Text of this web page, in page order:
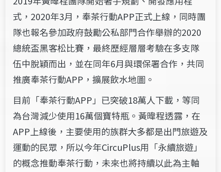
式，2020年3月，奉茶行動APP正式上線，同時團
隊也報名參加政府鼓勵公私部門合作舉辦的2020
總統盃黑客松比賽，最終歷經層層考驗在多支隊
伍中脫穎而出，並在同年6月與環保署合作，共同
推廣奉茶行動APP，擴展飲水地圖。
目前「奉茶行動APP」已突破18萬人下載，等同
為台灣減少使用16萬個寶特瓶。黃暐程透露，在
APP上線後，主要使用的族群大多都是出門旅遊及
運動的民眾，所以今年CircuPlus用「永續旅遊」
的概念推動奉茶行動，未來也將持續以此為主軸